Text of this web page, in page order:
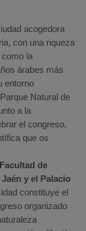
acogedora
con una riqueza
la
árabes más
entorno
Natural de
a la
el congreso,
que os
Facultad de
y el Palacio
constituye el
organizado